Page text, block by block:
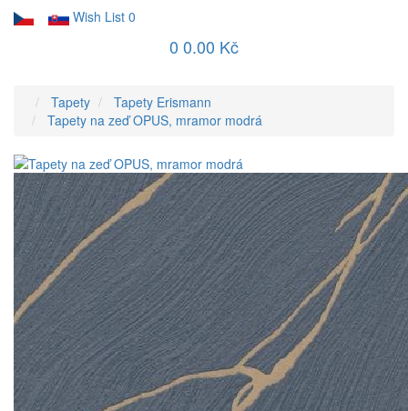
Wish List 0
0 0.00 Kč
Tapety
Tapety Erismann
Tapety na zeď OPUS, mramor modrá